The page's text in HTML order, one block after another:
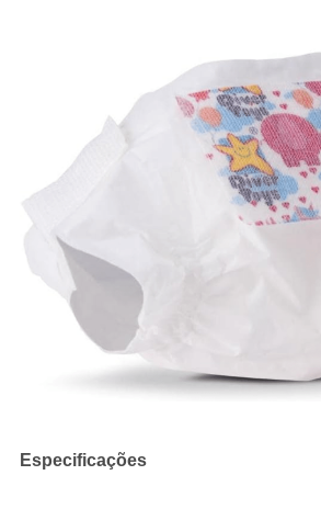
Especificações